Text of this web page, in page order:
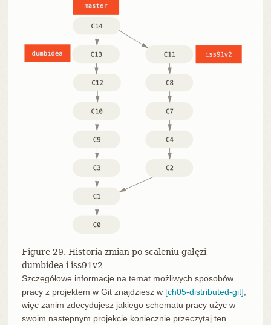
Figure 29. Historia zmian po scaleniu gałęzi
dumbidea i iss91v2
Szczegółowe informacje na temat możliwych sposobów
pracy z projektem w Git znajdziesz w [ch05-distributed-git],
więc zanim zdecydujesz jakiego schematu pracy użyc w
swoim nastepnym projekcie koniecznie przeczytaj ten